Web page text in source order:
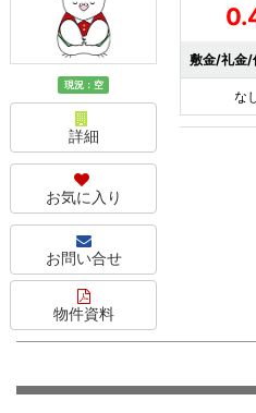
現況：空
詳細
お気に入り
お問い合せ
物件資料
敷金/礼金/
な